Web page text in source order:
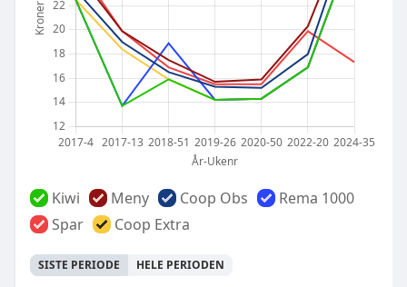
Kiwi Meny Coop Obs
Rema 1000
Spar
Coop Extra
SISTE PERIODE HELE PERIODEN